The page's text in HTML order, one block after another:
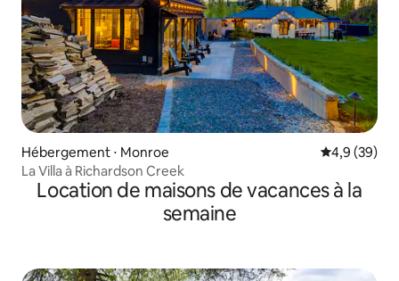
Hébergement ⋅ Monroe Évaluation
4,9 (39)
La Villa à Richardson Creek
Location de maisons de vacances à la
semaine